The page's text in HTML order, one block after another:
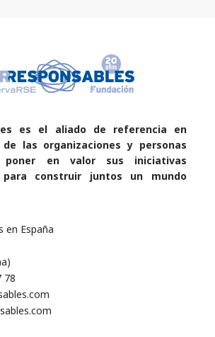
es el aliado de referencia en
de las organizaciones y personas
poner en valor sus iniciativas
para construir juntos un mundo
en España
78